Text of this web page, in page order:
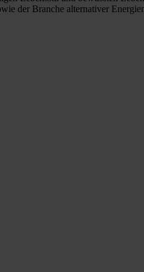
der Branche alternativer